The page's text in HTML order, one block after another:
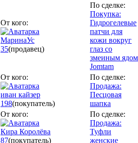
От кого:
МаринаУс
35(продавец)
По сделке:
Покупка:
Гидрогелевые
патчи для
кожи вокруг
глаз со
змеиным ядом
Jomtam
От кого:
иван кайзер
198(покупатель)
По сделке:
Продажа:
Песцовая
шапка
От кого:
Кира Королёва
87(покупатель)
По сделке:
Продажа:
Туфли
женские